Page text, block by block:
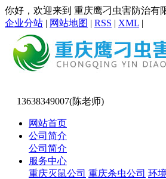
你好，欢迎来到 重庆鹰刁虫害防治有
企业分站 | 网站地图 | RSS | XML |
13638349007(陈老师)
网站首页
公司简介
公司简介
服务中心
重庆灭鼠公司 重庆杀虫公司 环